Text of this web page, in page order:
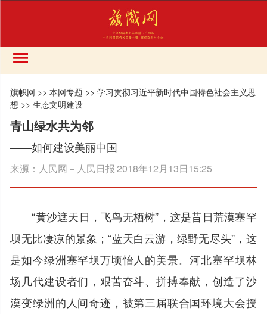
旗帜网 >>本网专题 >>学习贯彻习近平新时代中国特色社会主义思
想 >>生态文明建设
青山绿水共为邻
——如何建设美丽中国
来源： 人民网－人民日报2018年12月13日15:25
“黄沙遮天日，飞鸟无栖树”，这是昔日荒漠塞罕
坝无比凄凉的景象；“蓝天白云游，绿野无尽头”，这
是如今绿洲塞罕坝万顷怡人的美景。河北塞罕坝林
场几代建设者们，艰苦奋斗、拼搏奉献，创造了沙
漠变绿洲的人间奇迹，被第三届联合国环境大会授